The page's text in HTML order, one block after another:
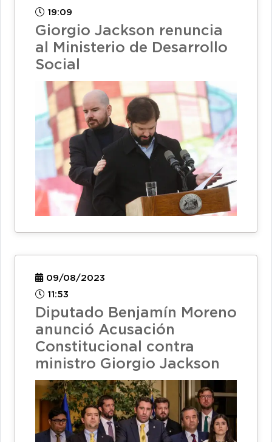
19:09
Giorgio Jackson renuncia
al Ministerio de Desarrollo
Social
09/08/2023
11:53
Diputado Benjamín Moreno
anunció Acusación
Constitucional contra
ministro Giorgio Jackson